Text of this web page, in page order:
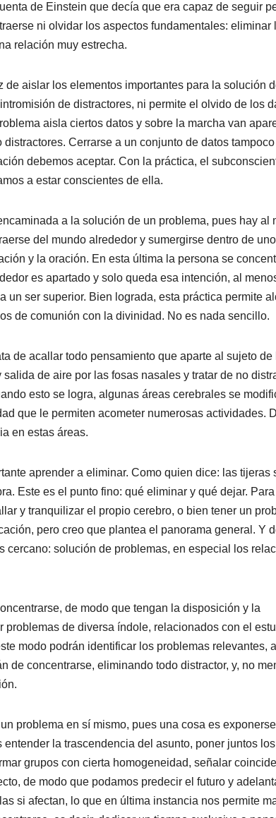
de Einstein que decía que era capaz de seguir
ni olvidar los aspectos fundamentales:
relación muy estrecha.
de aislar los elementos importantes para la solución
de distractores, ni permite el olvido de los
aisla ciertos datos y sobre la marcha van
Cerrarse a un conjunto de datos
debemos aceptar. Con la práctica, el
a estar conscientes de ella.
a la solución de un problema, pues hay al
del mundo alrededor y sumergirse dentro de
y la oración. En esta última la persona se
es apartado y solo queda esa intención, al
un ser superior. Bien lograda, esta práctica permite
de comunión con la divinidad. No es nada sencillo.
de acallar todo pensamiento que aparte al sujeto
de aire por las fosas nasales y tratar de no
esto se logra, algunas áreas cerebrales se
que le permiten acometer numerosas actividades.
en estas áreas.
aprender a eliminar. Como quien dice: las tijeras
Este es el punto fino: qué eliminar y qué dejar.
y tranquilizar el propio cerebro, o bien tener un
pero creo que plantea el panorama general. Y
cercano: solución de problemas, en especial los
de modo que tengan la disposición y la
problemas de diversa índole, relacionados con el
modo podrán identificar los problemas relevantes,
de concentrarse, eliminando todo distractor, y, no
problema en sí mismo, pues una cosa es
entender la trascendencia del asunto, poner juntos
grupos con cierta homogeneidad, señalar
de modo que podamos predecir el futuro y
si afectan, lo que en última instancia nos permite